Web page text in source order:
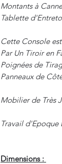
Montants à
Tablette
Cette Console
Par Un Tiroir en
Poignées de
Panneaux de
Mobilier de Très
Travail d'Epoque
Dimensions :